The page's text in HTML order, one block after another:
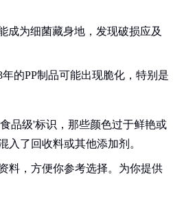
成为细菌藏身地，发现破损应及
的PP制品可能出现脆化，特别是
品级'标识，那些颜色过于鲜艳或
入了回收料或其他添加剂。
料，方便你参考选择。为你提供